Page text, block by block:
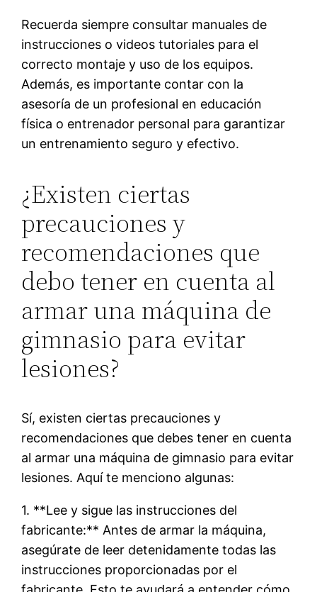
Recuerda siempre consultar manuales de
instrucciones o videos tutoriales para el
correcto montaje y uso de los equipos.
Además, es importante contar con la
asesoría de un profesional en educación
física o entrenador personal para garantizar
un entrenamiento seguro y efectivo.
¿Existen ciertas
precauciones y
recomendaciones que
debo tener en cuenta al
armar una máquina de
gimnasio para evitar
lesiones?
Sí, existen ciertas precauciones y
recomendaciones que debes tener en cuenta
al armar una máquina de gimnasio para evitar
lesiones. Aquí te menciono algunas:
1. **Lee y sigue las instrucciones del
fabricante:** Antes de armar la máquina,
asegúrate de leer detenidamente todas las
instrucciones proporcionadas por el